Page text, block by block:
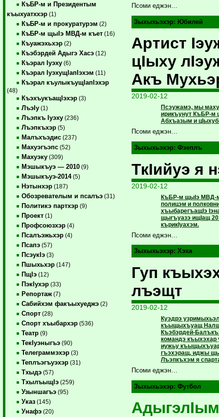
КъБР-м и Президентым
къыхуатххэр (1)
КъБР-м и прокуратурэм (2)
КъБР-м щыIэ МВД-м къет (16)
Къуажэхьхэр (2)
Къэбэрдей Адыгэ Хасэ (12)
Къэрал Iуэху (6)
Къэрал IуэхущIапIэхэм (11)
Къэрал къулыкъущIапIэхэр
(48)
КъэхъукъащIэхэр (3)
ЛъэIу (1)
Лъэпкъ Iуэху (236)
Лъэпкъхэр (5)
Малъхъэдис (237)
Махуэгъэпс (52)
Махуэку (309)
Мэшыкъуэ — 2010 (9)
Мэшыкъуэ-2014(5)
Нэтынхэр (187)
Обозревателым и псалъэ (31)
Политикэ партхэр (9)
Проект (1)
Профсоюзхэр (4)
Псалъэжьхэр (4)
Псапэ (57)
ПсэукIэ (3)
Пшыхьхэр (147)
ПщIэ (12)
ПэкIухэр (33)
Репортаж (7)
Сабийхэм факъыхуеджэ (2)
Спорт (28)
Спорт хъыбархэр (536)
Театр (9)
ТекIуэныгъэ (90)
Телеграммэхэр (3)
Теплъэгъуэхэр (31)
Тхыдэ (57)
ТхылъыщIэ (259)
Узыншагъэ (95)
Указ (145)
Унафэ (20)
Псоми еджэн…
Зыхыхьэхэр: Юбилей
Артист
цIыху
Акъ
2019-02-12
Псэужамэ, мы
ирикъунут КъБР-м
Абхъазым и
Псоми еджэн…
Зыхыхьэхэр: Фэеплъ
ТкIийуэ я
2019-02-12
КъБР-м щыIэ МВД-
полицэм и
хъыбарегъащIэ
щыгъуазэ ищIащ
кърикIуахэм.
Псоми еджэн…
Зыхыхьэхэр: Хэха
Гуп
лъэщт
2019-02-12
Куэдрэ
къыщыхъуащ
Къэбэрдей-
командэ къыхэхар
иужьу
гъэхэращ, иджы
Лъэпкъхэм я
Псоми еджэн…
Зыхыхьэхэр: Футбол